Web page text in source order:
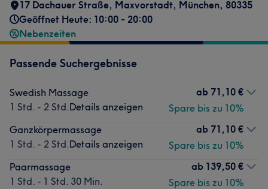
17 Dachauer Straße, Maxvorstadt, München, 80335
Geöffnet Heute: 10:00 - 20:00
Nebenzeiten
Passende Suchergebnisse
Swedish Massage
1 Std. - 2 Std.Details anzeigen
ab 71,10 €
Spare bis zu 10%
Ganzkörpermassage
1 Std. - 2 Std.Details anzeigen
ab 71,10 €
Spare bis zu 10%
Paarmassage
1 Std. - 1 Std. 30 Min.
ab 139,50 €
Spare bis zu 10%